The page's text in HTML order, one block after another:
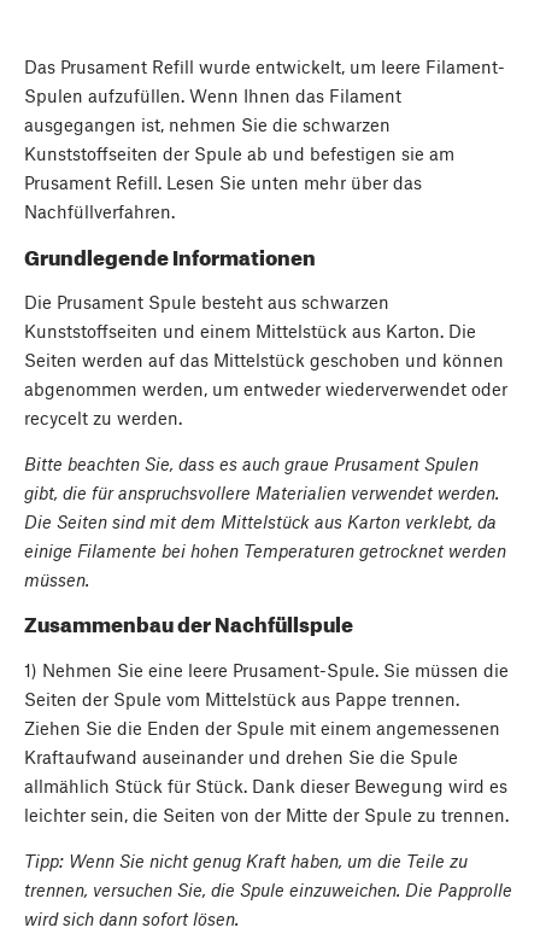
Das Prusament Refill wurde entwickelt, um leere Filament-
Spulen aufzufüllen. Wenn Ihnen das Filament
ausgegangen ist, nehmen Sie die schwarzen
Kunststoffseiten der Spule ab und befestigen sie am
Prusament Refill. Lesen Sie unten mehr über das
Nachfüllverfahren.
Grundlegende Informationen
Die Prusament Spule besteht aus schwarzen
Kunststoffseiten und einem Mittelstück aus Karton. Die
Seiten werden auf das Mittelstück geschoben und können
abgenommen werden, um entweder wiederverwendet oder
recycelt zu werden.
Bitte beachten Sie, dass es auch graue Prusament Spulen
gibt, die für anspruchsvollere Materialien verwendet werden.
Die Seiten sind mit dem Mittelstück aus Karton verklebt, da
einige Filamente bei hohen Temperaturen getrocknet werden
müssen.
Zusammenbau der Nachfüllspule
1) Nehmen Sie eine leere Prusament-Spule. Sie müssen die
Seiten der Spule vom Mittelstück aus Pappe trennen.
Ziehen Sie die Enden der Spule mit einem angemessenen
Kraftaufwand auseinander und drehen Sie die Spule
allmählich Stück für Stück. Dank dieser Bewegung wird es
leichter sein, die Seiten von der Mitte der Spule zu trennen.
Tipp: Wenn Sie nicht genug Kraft haben, um die Teile zu
trennen, versuchen Sie, die Spule einzuweichen. Die Papprolle
wird sich dann sofort lösen.